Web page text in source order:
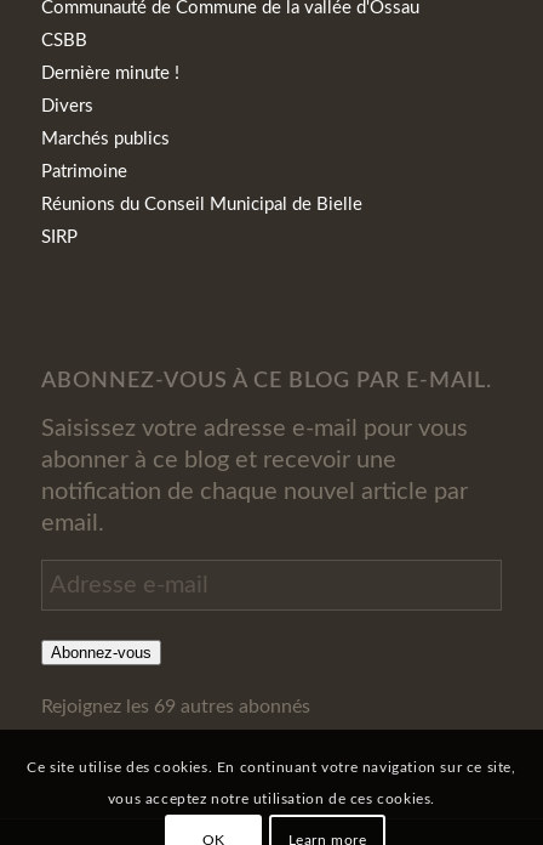
Communauté de Commune de la vallée d'Ossau
CSBB
Dernière minute !
Divers
Marchés publics
Patrimoine
Réunions du Conseil Municipal de Bielle
SIRP
ABONNEZ-VOUS À CE BLOG PAR E-MAIL.
Saisissez votre adresse e-mail pour vous
abonner à ce blog et recevoir une
notification de chaque nouvel article par
email.
Adresse
e-
mail
Abonnez-vous
Rejoignez les 69 autres abonnés
Ce site utilise des cookies. En continuant votre navigation sur ce site,
vous acceptez notre utilisation de ces cookies.
OK Learn more